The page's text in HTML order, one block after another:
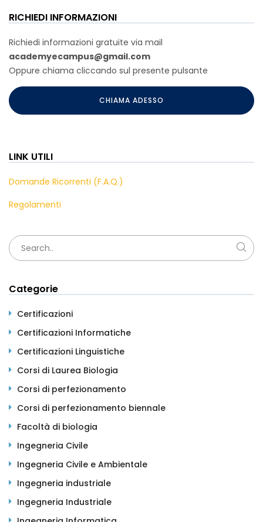
RICHIEDI INFORMAZIONI
Richiedi informazioni gratuite via mail
academyecampus@gmail.com
Oppure chiama cliccando sul presente pulsante
CHIAMA ADESSO
LINK UTILI
Domande Ricorrenti (F.A.Q.)
Regolamenti
Categorie
Certificazioni
Certificazioni Informatiche
Certificazioni Linguistiche
Corsi di Laurea Biologia
Corsi di perfezionamento
Corsi di perfezionamento biennale
Facoltà di biologia
Ingegneria Civile
Ingegneria Civile e Ambientale
Ingegneria industriale
Ingegneria Industriale